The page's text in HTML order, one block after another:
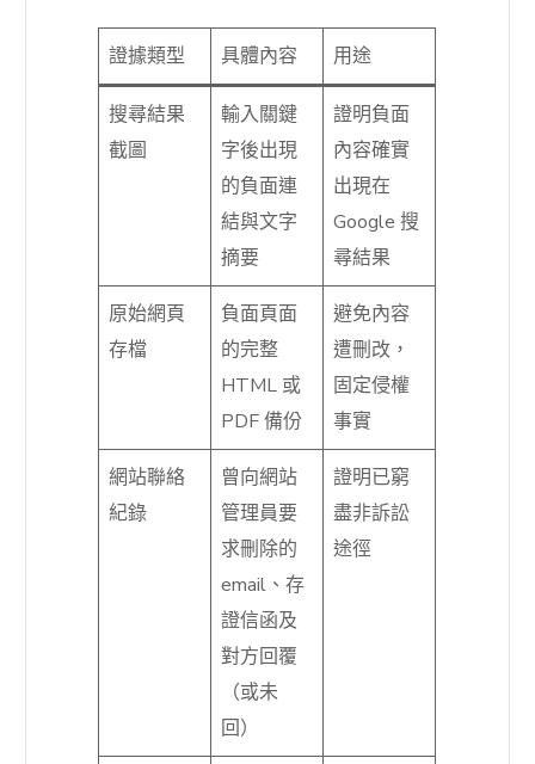
證據類型 具體內容 用途
搜尋結果
截圖
輸入關鍵
字後出現
的負面連
結與文字
摘要
證明負面
內容確實
出現在
Google 搜
尋結果
原始網頁
存檔
負面頁面
的完整
HTML 或
PDF 備份
避免內容
遭刪改，
固定侵權
事實
網站聯絡
紀錄
曾向網站
管理員要
求刪除的
email、存
證信函及
對方回覆
（或未
回）
證明已窮
盡非訴訟
途徑